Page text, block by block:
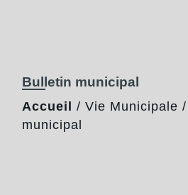
Bulletin municipal
Accueil / Vie Municipale /
municipal